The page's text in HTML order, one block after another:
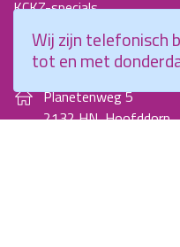
KCKZ-specials
Jaarverslagen
Contact
Planetenweg 5
2132 HN, Hoofddorp
Wij zijn telefonisch
tot en met